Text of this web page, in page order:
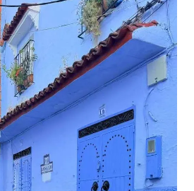
浙江海域将现5到8米巨浪到狂浪
上海中心城区暴雨预警由橙变红
以军士兵把枪口对准中国记者
白海豚在海上打了个结
方桃子代言广告视频已下架
外国游客的“中国游三件套”火了
上海大部迎大暴雨